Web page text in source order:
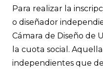
Para realizar la
o diseñador
Cámara de Diseño de
la cuota social.
independientes que